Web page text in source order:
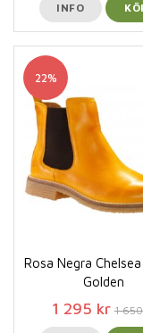
INFO
22%
Rosa Negra
Golden
1 295 kr 1